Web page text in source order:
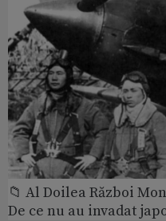
📁 Al Doilea Război
De ce nu au invadat